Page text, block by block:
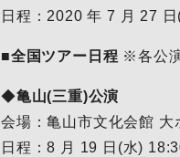
日程：2020 年 7 月 27
■全国ツアー日程 ※各公
◆亀山(三重)公演
会場：亀山市文化会館 大
日程：8 月 19 日(水)